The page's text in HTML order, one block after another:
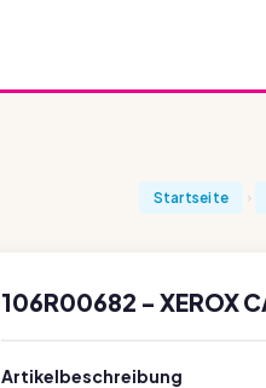
Startseite
106R00682 - XEROX
Artikelbeschreibung